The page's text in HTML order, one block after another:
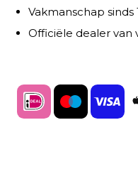
Vakmanschap sinds
Officiële dealer